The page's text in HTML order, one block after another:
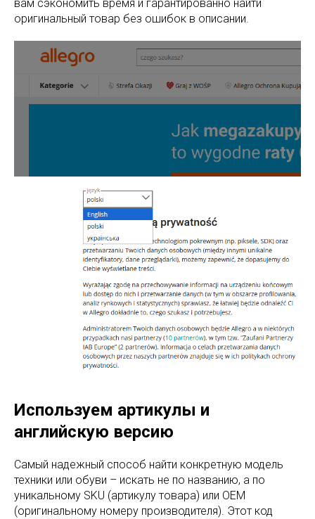
вам сэкономить время и гарантированно найти
оригинальный товар без ошибок в описании.
Используем артикулы и
английскую версию
Самый надежный способ найти конкретную модель
техники или обуви – искать не по названию, а по
уникальному SKU (артикулу товара) или OEM
(оригинальному номеру производителя). Этот код